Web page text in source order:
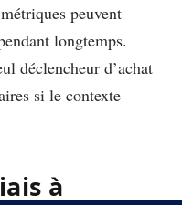
peuvent
longtemps.
déclencheur d’achat
si le contexte
à